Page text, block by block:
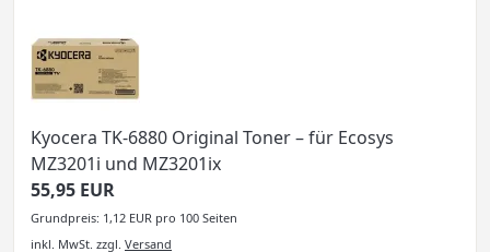
Kyocera TK-6880 Original Toner – für Ecosys
MZ3201i und MZ3201ix
55,95 EUR
Grundpreis: 1,12 EUR pro 100 Seiten
inkl. MwSt. zzgl. Versand